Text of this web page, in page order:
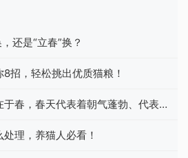
还是“立春”换？
招，轻松挑出优质猫粮！
春，春天代表着朝气蓬勃、代表着
理，养猫人必看！